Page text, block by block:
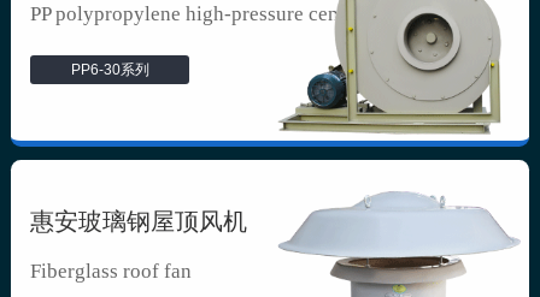
PP polypropylene high-pressure cen...
PP6-30系列
惠安玻璃钢屋顶风机
Fiberglass roof fan